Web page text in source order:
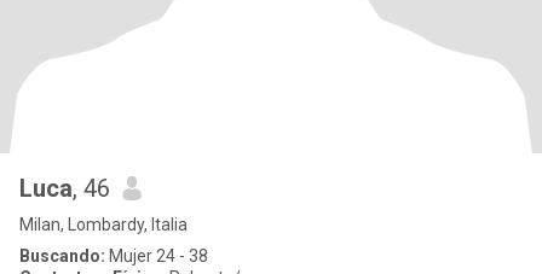
Luca, 46
Milan, Lombardy, Italia
Buscando: Mujer 24 - 38